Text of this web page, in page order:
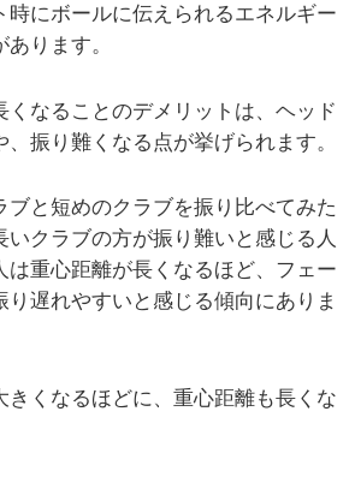
時にボールに伝えられるエネルギー
ります。
くなることのデメリットは、ヘッド
振り難くなる点が挙げられます。
ブと短めのクラブを振り比べてみた
いクラブの方が振り難いと感じる人
は重心距離が長くなるほど、フェー
り遅れやすいと感じる傾向にありま
きくなるほどに、重心距離も長くな